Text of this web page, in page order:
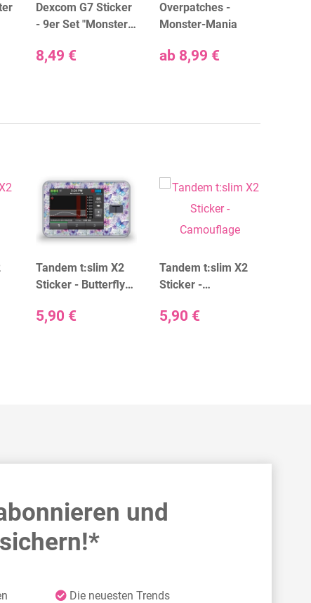
Dexcom G7 Sticker
- 9er Set "Monster-
8,49 €
Overpatches -
Monster-Mania
ab 8,99 €
Tandem t:slim X2
Sticker - Butterfly
5,90 €
Tandem t:slim X2
Sticker -
5,90 €
und
Die neuesten Trends